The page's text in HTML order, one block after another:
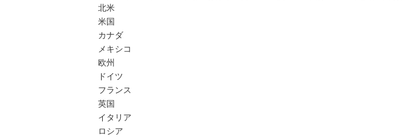
北米
米国
カナダ
メキシコ
欧州
ドイツ
フランス
英国
イタリア
ロシア